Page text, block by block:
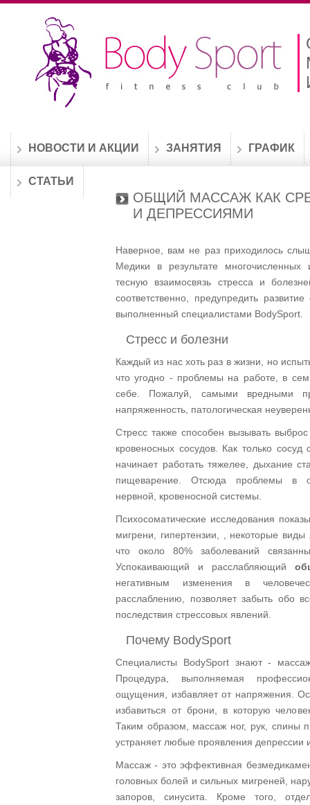
НОВОСТИ И АКЦИИ ЗАНЯТИЯ ГРАФИК
СТАТЬИ
ОБЩИЙ МАССАЖ КАК
И ДЕПРЕССИЯМИ
Наверное, вам не раз приходилось
Медики в результате многочисленных
тесную взаимосвязь стресса и
соответственно, предупредить
выполненный специалистами BodySport.
Стресс и болезни
Каждый из нас хоть раз в жизни, но
что угодно - проблемы на работе, в
себе. Пожалуй, самыми вредными
напряженность, патологическая
Стресс также способен вызывать
кровеносных сосудов. Как только
начинает работать тяжелее, дыхание
пищеварение. Отсюда проблемы в
нервной, кровеносной системы.
Психосоматические исследования
мигрени, гипертензии, , некоторые
что около 80% заболеваний
Успокаивающий и расслабляющий
негативным изменения в
расслаблению, позволяет забыть обо
последствия стрессовых явлений.
Почему BodySport
Специалисты BodySport знают -
Процедура, выполняемая
ощущения, избавляет от напряжения.
избавиться от брони, в которую
Таким образом, массаж ног, рук, спины
устраняет любые проявления депрессии
Массаж - это эффективная
головных болей и сильных мигреней,
запоров, синусита. Кроме того,